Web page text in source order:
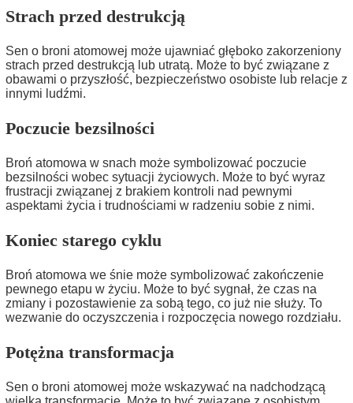
Strach przed destrukcją
Sen o broni atomowej może ujawniać głęboko zakorzeniony
strach przed destrukcją lub utratą. Może to być związane z
obawami o przyszłość, bezpieczeństwo osobiste lub relacje z
innymi ludźmi.
Poczucie bezsilności
Broń atomowa w snach może symbolizować poczucie
bezsilności wobec sytuacji życiowych. Może to być wyraz
frustracji związanej z brakiem kontroli nad pewnymi
aspektami życia i trudnościami w radzeniu sobie z nimi.
Koniec starego cyklu
Broń atomowa we śnie może symbolizować zakończenie
pewnego etapu w życiu. Może to być sygnał, że czas na
zmiany i pozostawienie za sobą tego, co już nie służy. To
wezwanie do oczyszczenia i rozpoczęcia nowego rozdziału.
Potężna transformacja
Sen o broni atomowej może wskazywać na nadchodzącą